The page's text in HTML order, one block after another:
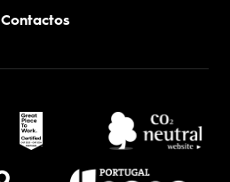
Contactos